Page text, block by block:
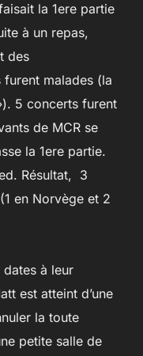
la 1ere partie
à un repas,
des
malades (la
5 concerts furent
de MCR se
la 1ere partie.
Résultat, 3
en Norvège et 2
dates à leur
est atteint d’une
la toute
petite salle de